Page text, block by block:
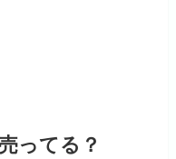
ってる？